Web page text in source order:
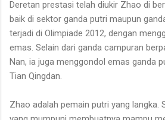
Deretan prestasi telah diukir Zhao di
baik di sektor ganda putri maupun
terjadi di Olimpiade 2012, dengan
emas. Selain dari ganda campuran
Nan, ia juga menggondol emas ganda
Tian Qingdan.
Zhao adalah pemain putri yang langka.